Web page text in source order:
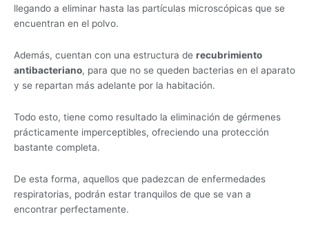
llegando a eliminar hasta las partículas microscópicas que se
encuentran en el polvo.
Además, cuentan con una estructura de recubrimiento
antibacteriano, para que no se queden bacterias en el aparato
y se repartan más adelante por la habitación.
Todo esto, tiene como resultado la eliminación de gérmenes
prácticamente imperceptibles, ofreciendo una protección
bastante completa.
De esta forma, aquellos que padezcan de enfermedades
respiratorias, podrán estar tranquilos de que se van a
encontrar perfectamente.